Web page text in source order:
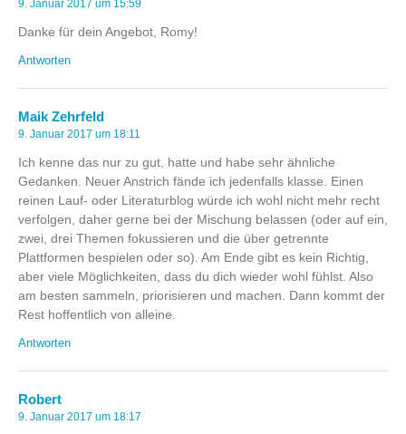
9. Januar 2017 um 15:59
Danke für dein Angebot, Romy!
Antworten
Maik Zehrfeld
9. Januar 2017 um 18:11
Ich kenne das nur zu gut, hatte und habe sehr ähnliche
Gedanken. Neuer Anstrich fände ich jedenfalls klasse. Einen
reinen Lauf- oder Literaturblog würde ich wohl nicht mehr recht
verfolgen, daher gerne bei der Mischung belassen (oder auf ein,
zwei, drei Themen fokussieren und die über getrennte
Plattformen bespielen oder so). Am Ende gibt es kein Richtig,
aber viele Möglichkeiten, dass du dich wieder wohl fühlst. Also
am besten sammeln, priorisieren und machen. Dann kommt der
Rest hoffentlich von alleine.
Antworten
Robert
9. Januar 2017 um 18:17